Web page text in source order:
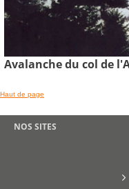
Avalanche du col de
Haut de page
NOS SITES